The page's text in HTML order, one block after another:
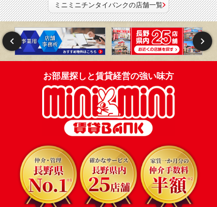
ミニミニチンタイバンクの店舗一覧
お部屋探しと賃貸経営の強い味方